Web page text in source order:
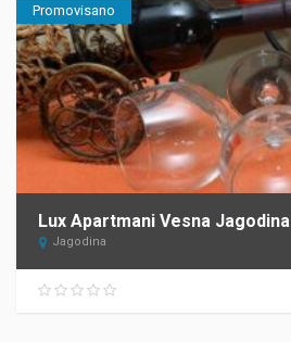
Promovisano
Lux Apartmani Vesna Jagodina
Jagodina